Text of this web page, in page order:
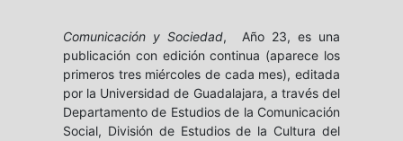
Comunicación y Sociedad, Año 23, es una
publicación con edición continua (aparece los
primeros tres miércoles de cada mes), editada
por la Universidad de Guadalajara, a través del
Departamento de Estudios de la Comunicación
Social, División de Estudios de la Cultura del